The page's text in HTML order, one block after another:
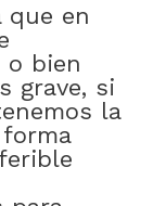
que en
o bien
grave, si
la